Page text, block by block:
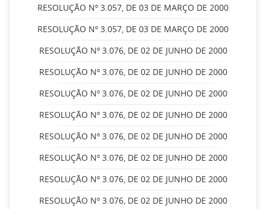
RESOLUÇÃO Nº 3.057, DE 03 DE MARÇO DE 2000
RESOLUÇÃO Nº 3.057, DE 03 DE MARÇO DE 2000
RESOLUÇÃO Nº 3.076, DE 02 DE JUNHO DE 2000
RESOLUÇÃO Nº 3.076, DE 02 DE JUNHO DE 2000
RESOLUÇÃO Nº 3.076, DE 02 DE JUNHO DE 2000
RESOLUÇÃO Nº 3.076, DE 02 DE JUNHO DE 2000
RESOLUÇÃO Nº 3.076, DE 02 DE JUNHO DE 2000
RESOLUÇÃO Nº 3.076, DE 02 DE JUNHO DE 2000
RESOLUÇÃO Nº 3.076, DE 02 DE JUNHO DE 2000
RESOLUÇÃO Nº 3.076, DE 02 DE JUNHO DE 2000